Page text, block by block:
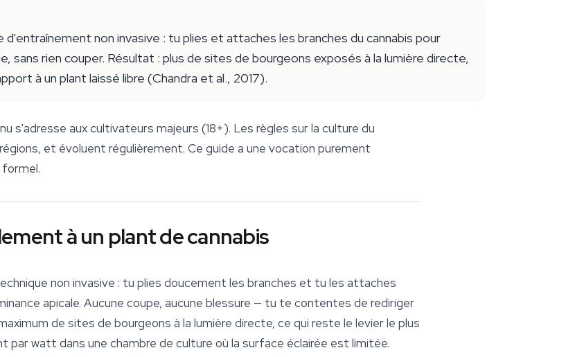
non invasive : tu plies et attaches les branches du cannabis pour
sans rien couper. Résultat : plus de sites de bourgeons exposés à la lumière directe,
à un plant laissé libre (Chandra et al., 2017).
s'adresse aux cultivateurs majeurs (18+). Les règles sur la culture du
et évoluent régulièrement. Ce guide a une vocation purement
à un plant de cannabis
non invasive : tu plies doucement les branches et tu les attaches
apicale. Aucune coupe, aucune blessure — tu te contentes de rediriger
de sites de bourgeons à la lumière directe, ce qui reste le levier le plus
par watt dans une chambre de culture où la surface éclairée est limitée.